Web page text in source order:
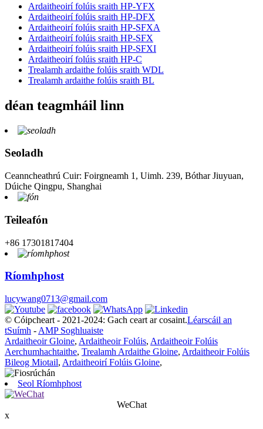
Ardaitheoirí folúis sraith HP-YFX
Ardaitheoirí folúis sraith HP-DFX
Ardaitheoirí folúis sraith HP-SFXA
Ardaitheoirí folúis sraith HP-SFX
Ardaitheoirí folúis sraith HP-SFXI
Ardaitheoirí folúis sraith HP-C
Trealamh ardaithe folúis sraith WDL
Trealamh ardaithe folúis sraith BL
déan teagmháil linn
Seoladh
Ceanncheathrú Cuir: Foirgneamh 1, Uimh. 239, Bóthar Jiuyuan,
Dúiche Qingpu, Shanghai
Teileafón
+86 17301817404
Ríomhphost
lucywang0713@gmail.com
© Cóipcheart - 2021-2024: Gach ceart ar cosaint.Léarscáil an
tSuímh - AMP Soghluaiste
Ardaitheoir Gloine, Ardaitheoir Folúis, Ardaitheoir Folúis
Aerchumhachtaithe, Trealamh Ardaithe Gloine, Ardaitheoir Folúis
Bileog Miotail, Ardaitheoirí Folúis Gloine,
Seol Ríomhphost
WeChat
x